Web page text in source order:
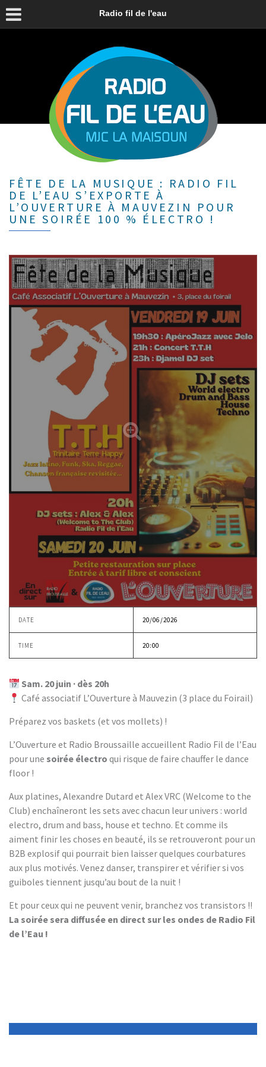
Radio fil de l'eau
FÊTE DE LA MUSIQUE : RADIO FIL
DE L’EAU S’EXPORTE À
L’OUVERTURE À MAUVEZIN POUR
UNE SOIRÉE 100 % ÉLECTRO !
DATE 20/06/2026
TIME 20:00
Sam. 20 juin · dès 20h
Café associatif L’Ouverture à Mauvezin (3 place du Foirail)
Préparez vos baskets (et vos mollets) !
L’Ouverture et Radio Broussaille accueillent Radio Fil de l’Eau
pour une soirée électro qui risque de faire chauffer le dance
floor !
Aux platines, Alexandre Dutard et Alex VRC (Welcome to the
Club) enchaîneront les sets avec chacun leur univers : world
electro, drum and bass, house et techno. Et comme ils
aiment finir les choses en beauté, ils se retrouveront pour un
B2B explosif qui pourrait bien laisser quelques courbatures
aux plus motivés. Venez danser, transpirer et vérifier si vos
guiboles tiennent jusqu’au bout de la nuit !
Et pour ceux qui ne peuvent venir, branchez vos transistors !!
La soirée sera diffusée en direct sur les ondes de Radio Fil
de l’Eau !